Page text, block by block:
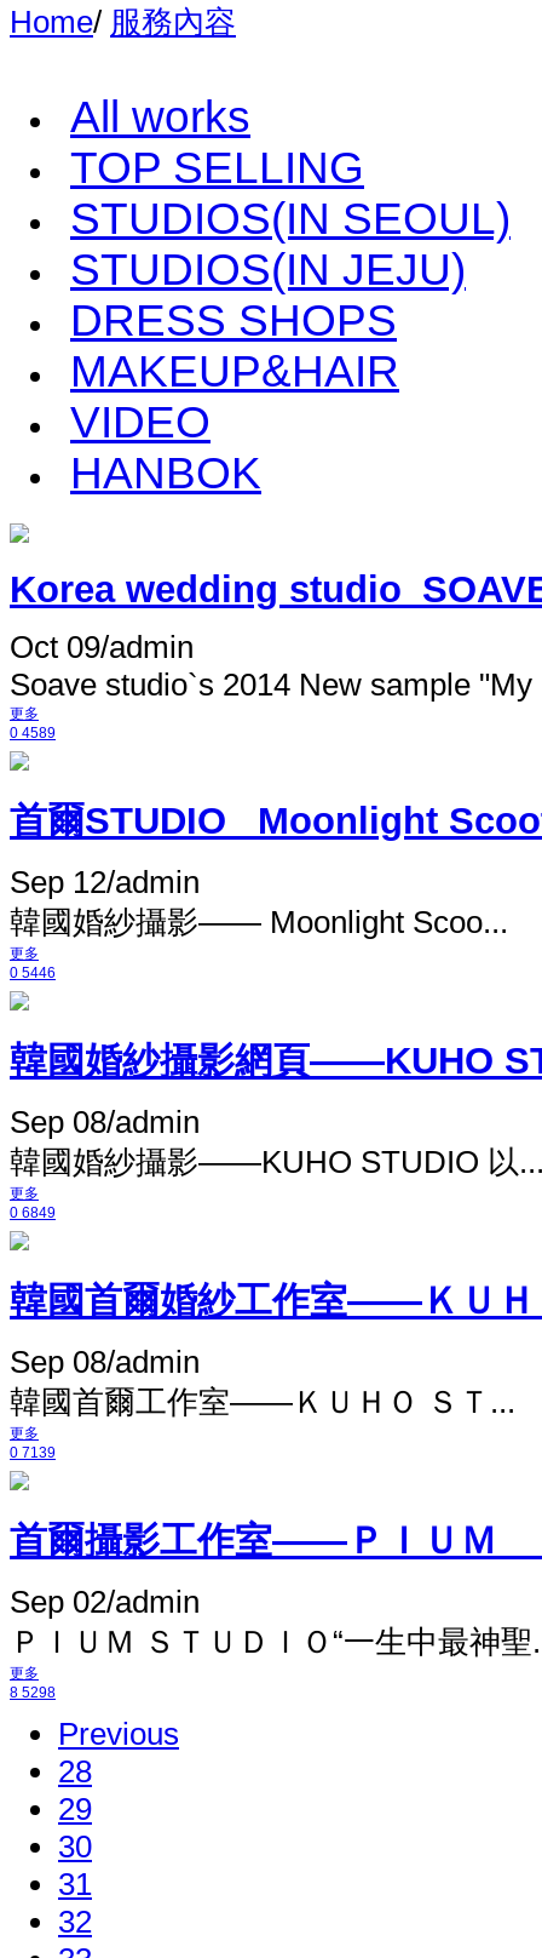
Home/ 服務內容
All works
TOP SELLING
STUDIOS(IN SEOUL)
STUDIOS(IN JEJU)
DRESS SHOPS
MAKEUP&HAIR
VIDEO
HANBOK
Korea wedding
Oct 09/admin
Soave studio`s 2014 New sample "My
更多
0 4589
首爾STUDIO_ Moonlight
Sep 12/admin
韓國婚紗攝影—— Moonlight Scoo...
更多
0 5446
韓國婚紗攝影網頁——KUHO
Sep 08/admin
韓國婚紗攝影——KUHO STUDIO 以
更多
0 6849
韓國首爾婚紗工作室——ＫＵ
Sep 08/admin
韓國首爾工作室——ＫＵＨＯ ＳＴ...
更多
0 7139
首爾攝影工作室——ＰＩＵＭ
Sep 02/admin
ＰＩＵＭ ＳＴＵＤＩＯ​“一生中最神聖
更多
8 5298
Previous
28
29
30
31
32